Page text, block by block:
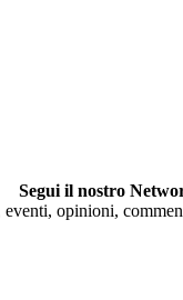
Segui il nostro
opinioni,